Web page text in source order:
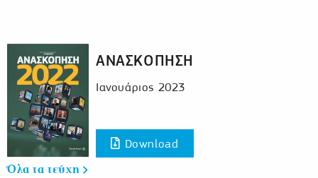
ΑΝΑΣΚΟΠΗΣΗ
Ιανουάριος 2023
Download
Όλα τα τεύχη